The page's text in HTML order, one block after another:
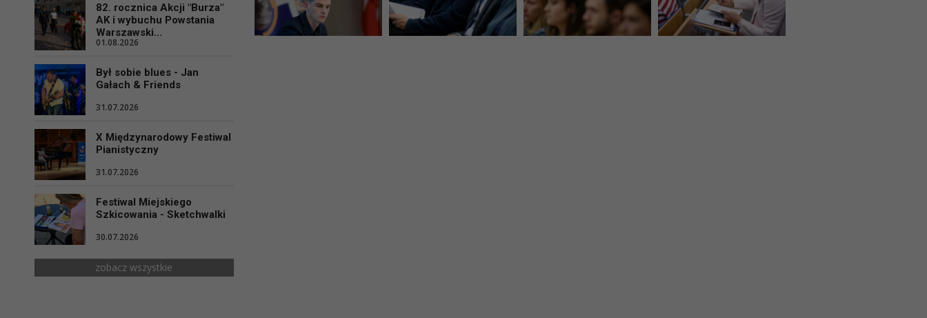
82. rocznica Akcji "Burza"
AK i wybuchu Powstania
Warszawski...
01.08.2026
Był sobie blues - Jan
Gałach & Friends
31.07.2026
X Międzynarodowy Festiwal
Pianistyczny
31.07.2026
Festiwal Miejskiego
Szkicowania - Sketchwalki
30.07.2026
zobacz wszystkie